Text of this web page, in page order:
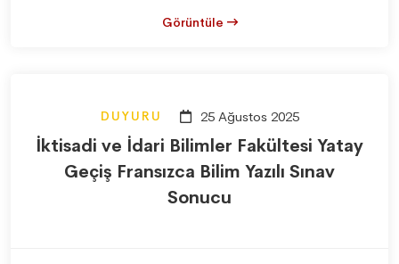
Görüntüle
DUYURU 25 Ağustos 2025
İktisadi ve İdari Bilimler Fakültesi Yatay
Geçiş Fransızca Bilim Yazılı Sınav
Sonucu